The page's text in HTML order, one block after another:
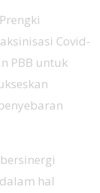
Covid-
PBB untuk
hal